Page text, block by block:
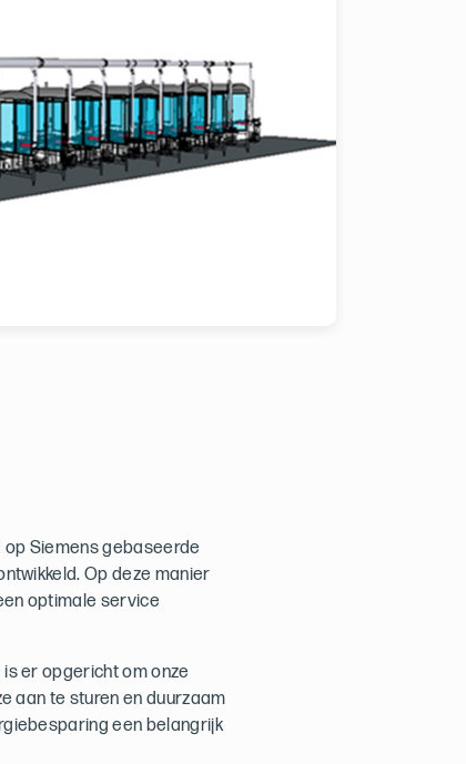
Siemens gebaseerde
Op deze manier
optimale service
er opgericht om onze
aan te sturen en duurzaam
een belangrijk